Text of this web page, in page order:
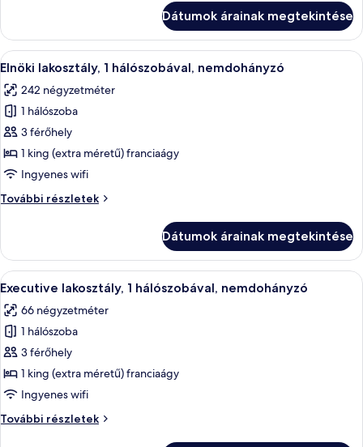
a
kikötőre
(Corner)
kilátással
kikötőre
további
részletei
Dátumok árainak megtekintése
A
következő
szoba
összes
képének
megtekintése:
Elnöki
1
Egy modern szállodaszoba,
9
Elnöki lakosztály, 1 hálószobával, nemdohányzó
242 négyzetméter
1 hálószoba
3 férőhely
1 king (extra méretű) franciaágy
Ingyenes wifi
További részletek
Elnöki
nemdohányzó
további
részletei
Dátumok árainak megtekintése
A
következő
szoba
összes
képének
megtekintése:
Executive
1
Egy szállodai szoba, amelyben egy
6
Executive lakosztály, 1 hálószobával, nemdohányzó
66 négyzetméter
1 hálószoba
3 férőhely
1 king (extra méretű) franciaágy
Ingyenes wifi
További részletek
Executive